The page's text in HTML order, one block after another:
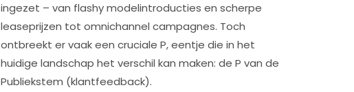
ingezet – van flashy modelintroducties en scherpe
leaseprijzen tot omnichannel campagnes. Toch
ontbreekt er vaak een cruciale P, eentje die in het
huidige landschap het verschil kan maken: de P van de
Publiekstem (klantfeedback).